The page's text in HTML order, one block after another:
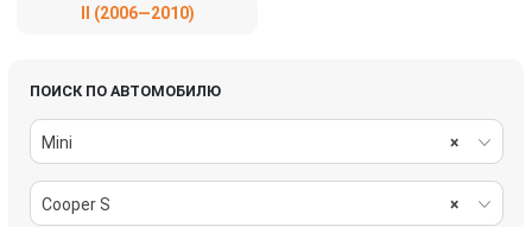
II (2006—2010)
ПОИСК ПО АВТОМОБИЛЮ
×
Mini
×
Cooper S